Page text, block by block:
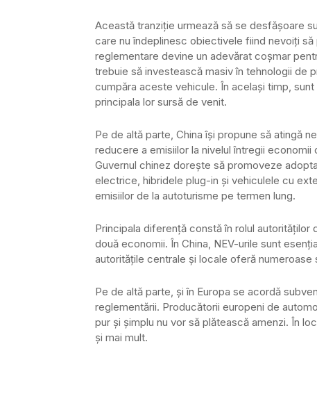
Această tranziție urmează să se desfășoare
care nu îndeplinesc obiectivele fiind nevoiți
reglementare devine un adevărat coșmar
trebuie să investească masiv în tehnologii de
cumpăra aceste vehicule. În același timp,
principala lor sursă de venit.
Pe de altă parte, China își propune să atingă
reducere a emisiilor la nivelul întregii
Guvernul chinez dorește să promoveze
electrice, hibridele plug-in și vehiculele cu
emisiilor de la autoturisme pe termen lung.
Principala diferență constă în rolul
două economii. În China, NEV-urile sunt
autoritățile centrale și locale oferă
Pe de altă parte, și în Europa se acordă
reglementării. Producătorii europeni de
pur și șimplu nu vor să plătească amenzi. În
și mai mult.